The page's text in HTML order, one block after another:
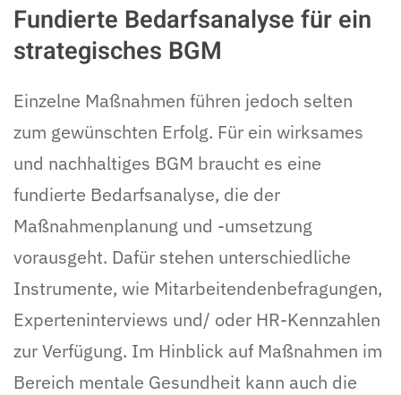
Fundierte Bedarfsanalyse für ein
strategisches BGM
Einzelne Maßnahmen führen jedoch selten
zum gewünschten Erfolg. Für ein wirksames
und nachhaltiges BGM braucht es eine
fundierte Bedarfsanalyse, die der
Maßnahmenplanung und -umsetzung
vorausgeht. Dafür stehen unterschiedliche
Instrumente, wie Mitarbeitendenbefragungen,
Experteninterviews und/ oder HR-Kennzahlen
zur Verfügung. Im Hinblick auf Maßnahmen im
Bereich mentale Gesundheit kann auch die